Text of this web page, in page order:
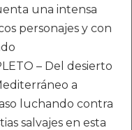
una intensa
personajes y con
– Del desierto
a
luchando contra
salvajes en esta